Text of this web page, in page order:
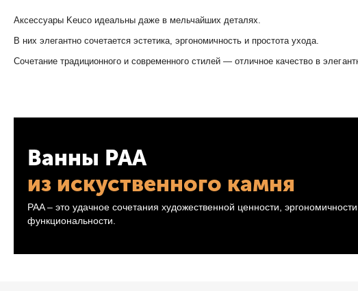
Аксессуары Keuco идеальны даже в мельчайших деталях.
В них элегантно сочетается эстетика, эргономичность и простота ухода.
Сочетание традиционного и современного стилей — отличное качество в
Ванны PAA
из искуственного камня
PAA – это удачное сочетания художественной ценности,
функциональности.